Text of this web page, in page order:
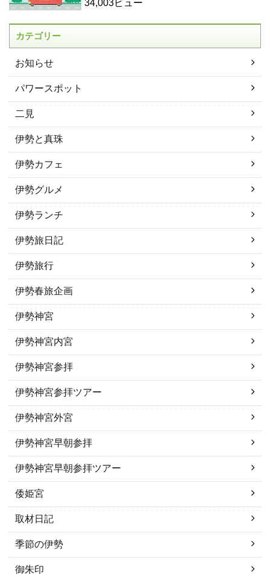
34,003ビュー
カテゴリー
お知らせ
パワースポット
二見
伊勢と真珠
伊勢カフェ
伊勢グルメ
伊勢ランチ
伊勢旅日記
伊勢旅行
伊勢春旅企画
伊勢神宮
伊勢神宮内宮
伊勢神宮参拝
伊勢神宮参拝ツアー
伊勢神宮外宮
伊勢神宮早朝参拝
伊勢神宮早朝参拝ツアー
倭姫宮
取材日記
季節の伊勢
御朱印